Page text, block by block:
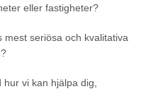
eller fastigheter?
mest seriösa och kvalitativa
vi kan hjälpa dig,